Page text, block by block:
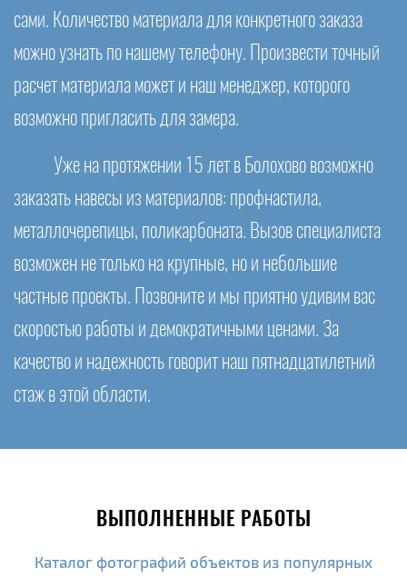
сами. Количество материала для конкретного заказа
можно узнать по нашему телефону. Произвести точный
расчет материала может и наш менеджер, которого
возможно пригласить для замера.
Уже на протяжении 15 лет в Болохово возможно
заказать навесы из материалов: профнастила,
металлочерепицы, поликарбоната. Вызов специалиста
возможен не только на крупные, но и небольшие
частные проекты. Позвоните и мы приятно удивим вас
скоростью работы и демократичными ценами. За
качество и надежность говорит наш пятнадцатилетний
стаж в этой области.
ВЫПОЛНЕННЫЕ РАБОТЫ
Каталог фотографий объектов из популярных